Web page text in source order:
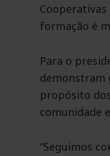
Cooperativas
formação é
Para o
demonstram
propósito
comunidade
“Seguimos